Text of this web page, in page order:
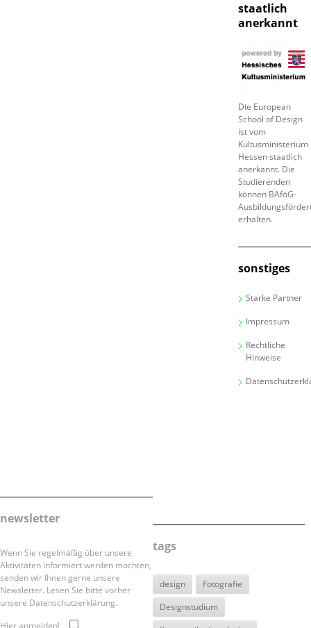
staatlich
anerkannt
Die European
School of Design
ist vom
Kultusministerium
Hessen staatlich
anerkannt. Die
Studierenden
können BAföG-
erhalten.
sonstiges
Starke Partner
Impressum
Rechtliche
Hinweise
newsletter
Wenn Sie regelmäßig über unsere
Aktivitäten informiert werden möchten,
senden wir Ihnen gerne unsere
Newsletter. Lesen Sie bitte vorher
unsere Datenschutzerklärung.
Hier anmelden!
tags
design
Fotografie
Designstudium